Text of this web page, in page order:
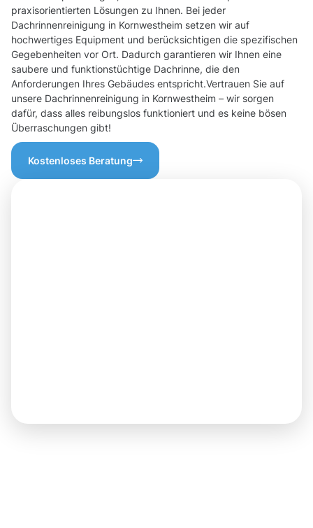
praxisorientierten Lösungen zu Ihnen. Bei jeder
Dachrinnenreinigung in Kornwestheim setzen wir auf
hochwertiges Equipment und berücksichtigen die spezifischen
Gegebenheiten vor Ort. Dadurch garantieren wir Ihnen eine
saubere und funktionstüchtige Dachrinne, die den
Anforderungen Ihres Gebäudes entspricht.Vertrauen Sie auf
unsere Dachrinnenreinigung in Kornwestheim – wir sorgen
dafür, dass alles reibungslos funktioniert und es keine bösen
Überraschungen gibt!
Kostenloses Beratung